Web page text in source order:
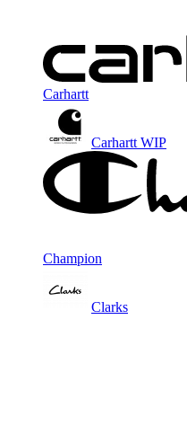
Carhartt
Carhartt WIP
Champion
Clarks